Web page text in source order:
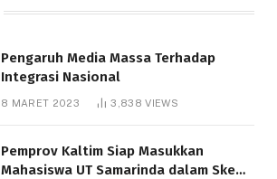
Pengaruh Media Massa Terhadap
Integrasi Nasional
8 MARET 2023 3,838VIEWS
Pemprov Kaltim Siap Masukkan
Mahasiswa UT Samarinda dalam Skema